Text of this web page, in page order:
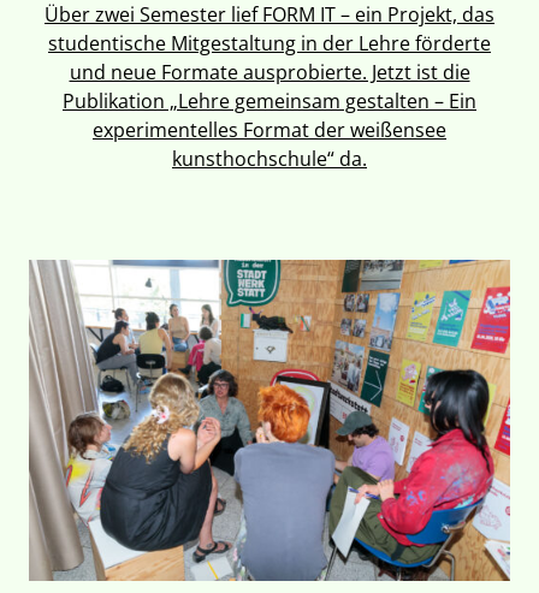
Über zwei Semester lief FORM IT – ein Projekt, das
studentische Mitgestaltung in der Lehre förderte
und neue Formate ausprobierte. Jetzt ist die
Publikation „Lehre gemeinsam gestalten – Ein
experimentelles Format der weißensee
kunsthochschule“ da.